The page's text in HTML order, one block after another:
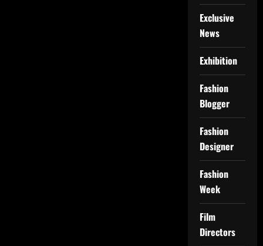
Exclusive
News
Exhibition
Fashion
Blogger
Fashion
Designer
Fashion
Week
Film
Directors